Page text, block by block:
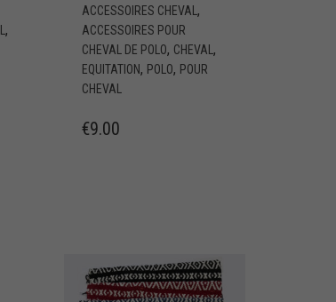
,
ACCESSOIRES CHEVAL ,
ACCESSOIRES POUR
CHEVAL DE POLO, CHEVAL ,
EQUITATION, POLO, POUR
CHEVAL
€9.00